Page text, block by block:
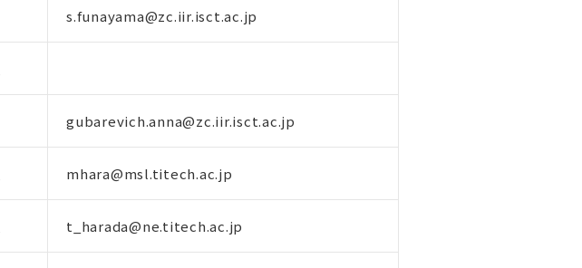
s.funayama@zc.iir.isct.ac.jp
gubarevich.anna@zc.iir.isct.ac.jp
mhara@msl.titech.ac.jp
t_harada@ne.titech.ac.jp